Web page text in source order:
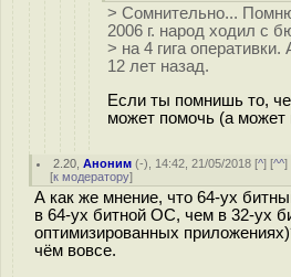
> Сомнительно...
2006 г. народ ходил с
> на 4 гига
12 лет назад.
Если ты помнишь то,
может помочь (а может
2.20 ,Аноним (-), 14:42, 21/05/2018 [^] [^^]
[к модератору]
А как же мнение, что 64-ух
в 64-ух битной ОС, чем в 32-ух
оптимизированных
чём вовсе.